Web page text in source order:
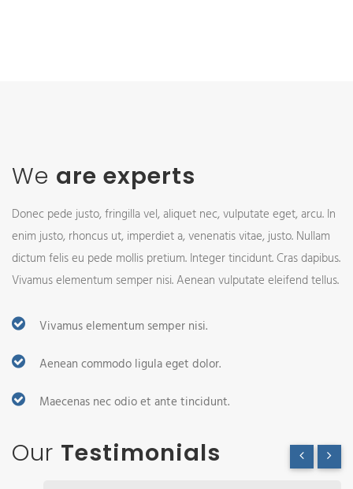
We are experts
Donec pede justo, fringilla vel, aliquet nec, vulputate eget, arcu. In
enim justo, rhoncus ut, imperdiet a, venenatis vitae, justo. Nullam
dictum felis eu pede mollis pretium. Integer tincidunt. Cras dapibus.
Vivamus elementum semper nisi. Aenean vulputate eleifend tellus.
Vivamus elementum semper nisi.
Aenean commodo ligula eget dolor.
Maecenas nec odio et ante tincidunt.
Our Testimonials